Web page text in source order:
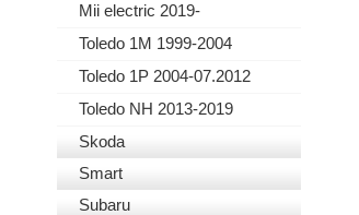
Mii electric 2019-
Toledo 1M 1999-2004
Toledo 1P 2004-07.2012
Toledo NH 2013-2019
Skoda
Smart
Subaru